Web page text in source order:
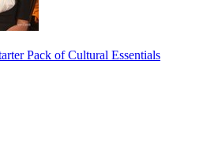
Pack of Cultural Essentials